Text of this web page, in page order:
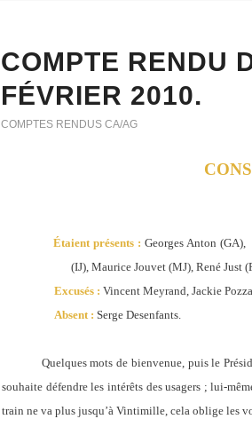
COMPTE RENDU
FÉVRIER 2010.
COMPTES RENDUS CA/AG
Étaient présents : Georges Anton (GA),
(IJ), Maurice Jouvet (MJ), René Just
Excusés : Vincent Meyrand, Jackie
Absent : Serge Desenfants.
Quelques mots de bienvenue, puis le
souhaite défendre les intérêts des usagers ; lui-
train ne va plus jusqu’à Vintimille, cela oblige les